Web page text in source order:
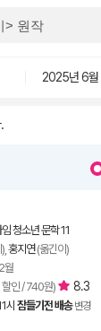
2025년 6월
임 청소년 문학 11
홍지연(옮긴이)
월
인 / 740원) 8.3
시 잠들기전 배송 변경